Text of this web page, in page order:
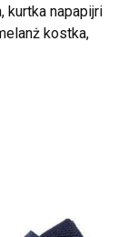
kurtka napapijri
kostka,